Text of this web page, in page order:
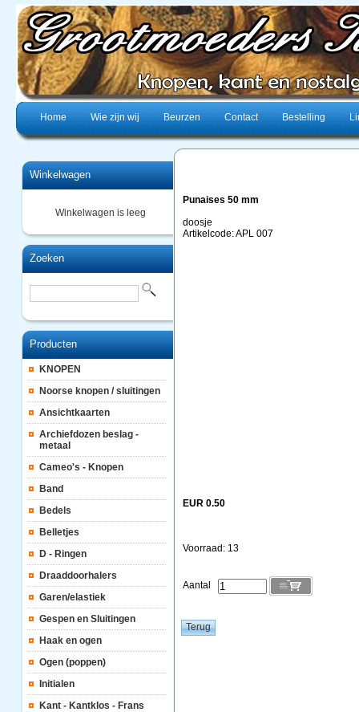
Home Wie zijn wij Beurzen Contact Bestelling
Winkelwagen
Winkelwagen is leeg
Zoeken
Producten
KNOPEN
Noorse knopen / sluitingen
Ansichtkaarten
Archiefdozen beslag -
metaal
Cameo's - Knopen
Band
Bedels
Belletjes
D - Ringen
Draaddoorhalers
Garen/elastiek
Gespen en Sluitingen
Haak en ogen
Ogen (poppen)
Initialen
Kant - Kantklos - Frans
Punaises 50 mm
doosje
Artikelcode: APL 007
EUR 0.50
Voorraad: 13
Aantal